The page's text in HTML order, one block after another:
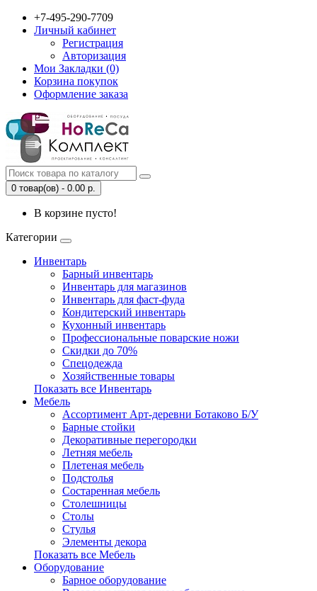
+7-495-290-7709
Личный кабинет
Регистрация
Авторизация
Мои Закладки (0)
Корзина покупок
Оформление заказа
0 товар(ов) - 0.00 р.
В корзине пусто!
Категории
Инвентарь
Барный инвентарь
Инвентарь для магазинов
Инвентарь для фаст-фуда
Кондитерский инвентарь
Кухонный инвентарь
Профессиональные поварские ножи
Скидки до 70%
Спецодежда
Хозяйственные товары
Показать все Инвентарь
Мебель
Ассортимент Арт-деревни Ботаково Б/У
Барные стойки
Декоративные перегородки
Летняя мебель
Плетеная мебель
Подстолья
Состаренная мебель
Столешницы
Столы
Стулья
Элементы декора
Показать все Мебель
Оборудование
Барное оборудование